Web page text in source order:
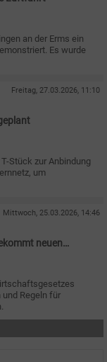
an der Erms ein
Es wurde
Freitag, 27.03.2026, 11:10
Stück zur Anbindung
um
Mittwoch, 25.03.2026, 14:46
neuen
und Regeln für